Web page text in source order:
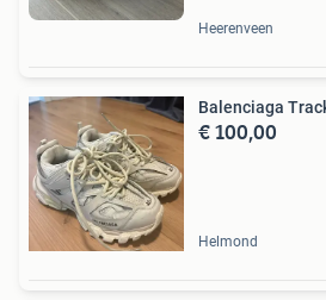
Heerenveen
Balenciaga
€ 100,00
Helmond